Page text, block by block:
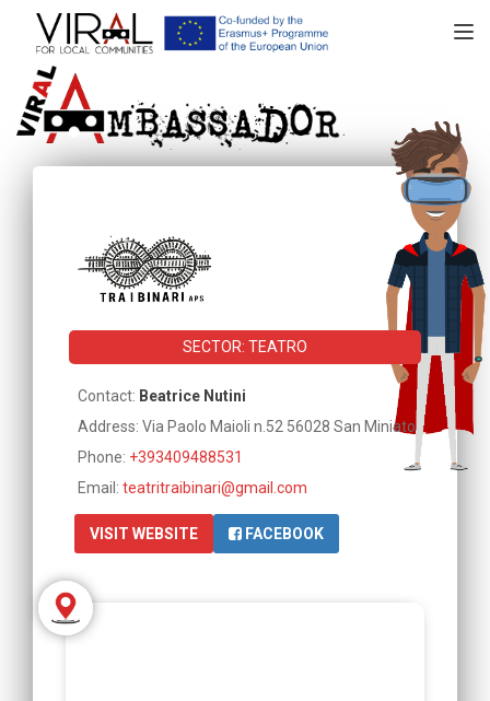
SECTOR: TEATRO
Contact: Beatrice Nutini
Address: Via Paolo Maioli n.52 56028 San Miniato
Phone: +393409488531
Email: teatritraibinari@gmail.com
VISIT WEBSITE FACEBOOK